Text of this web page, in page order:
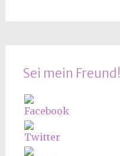
Sei mein Freund!